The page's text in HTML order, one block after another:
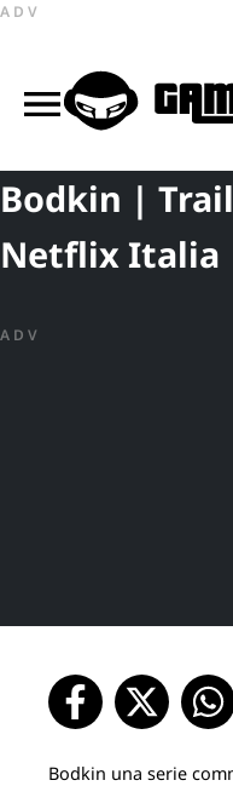
ADV
Bodkin |
Netflix Italia
ADV
Bodkin una serie